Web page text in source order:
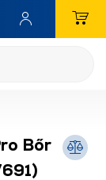
Bőr